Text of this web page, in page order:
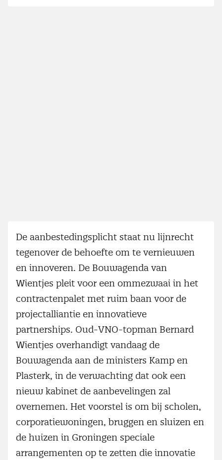
De aanbestedingsplicht staat nu lijnrecht
tegenover de behoefte om te vernieuwen
en innoveren. De Bouwagenda van
Wientjes pleit voor een ommezwaai in het
contractenpalet met ruim baan voor de
projectalliantie en innovatieve
partnerships. Oud-VNO-topman Bernard
Wientjes overhandigt vandaag de
Bouwagenda aan de ministers Kamp en
Plasterk, in de verwachting dat ook een
nieuw kabinet de aanbevelingen zal
overnemen. Het voorstel is om bij scholen,
corporatiewoningen, bruggen en sluizen en
de huizen in Groningen speciale
arrangementen op te zetten die innovatie